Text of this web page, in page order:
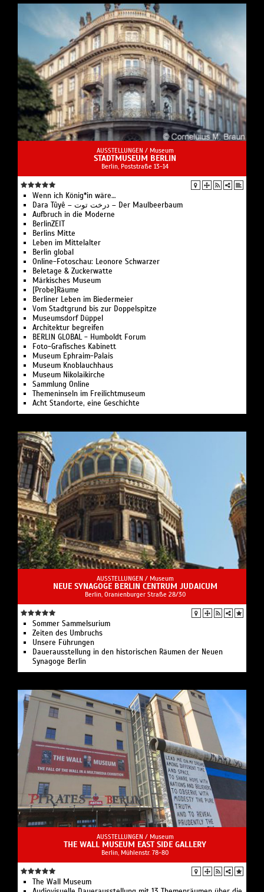
AUSSTELLUNGEN / Museum
STADTMUSEUM BERLIN
Berlin, Poststraße 13-14
Wenn ich König*in wäre…
Dara Tûyê – درخت توت – Der Maulbeerbaum
Aufbruch in die Moderne
BerlinZEIT
Berlins Mitte
Leben im Mittelalter
Berlin global
Online-Fotoschau: Leonore Schwarzer
Beletage & Zuckerwatte
Märkisches Museum
[Probe]Räume
Berliner Leben im Biedermeier
Vom Stadtgrund bis zur Doppelspitze
Museumsdorf Düppel
Architektur begreifen
BERLIN GLOBAL - Humboldt Forum
Foto-Grafisches Kabinett
Museum Ephraim-Palais
Museum Knoblauchhaus
Museum Nikolaikirche
Sammlung Online
Themeninseln im Freilichtmuseum
Acht Standorte, eine Geschichte
AUSSTELLUNGEN / Museum
NEUE SYNAGOGE BERLIN CENTRUM JUDAICUM
Berlin, Oranienburger Straße 28/30
Sommer Sammelsurium
Zeiten des Umbruchs
Unsere Führungen
Dauerausstellung in den historischen Räumen der Neuen
Synagoge Berlin
AUSSTELLUNGEN / Museum
THE WALL MUSEUM EAST SIDE GALLERY
Berlin, Mühlenstr. 78-80
The Wall Museum